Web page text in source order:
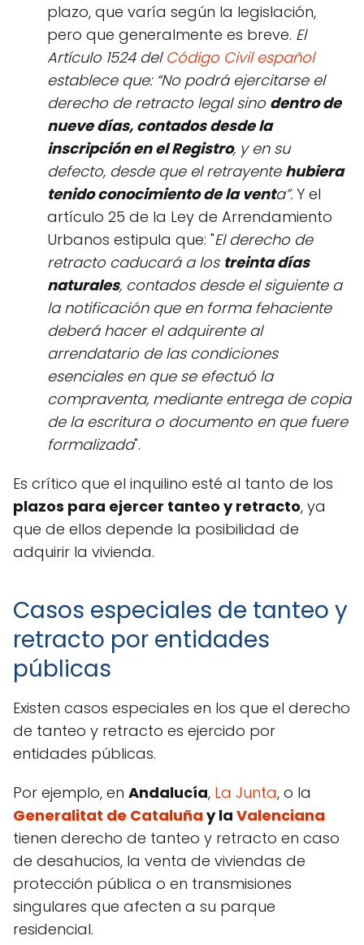
plazo, que varía según la legislación,
pero que generalmente es breve. El
Artículo 1524 del Código Civil español
establece que: “No podrá ejercitarse el
derecho de retracto legal sino dentro de
nueve días, contados desde la
inscripción en el Registro, y en su
defecto, desde que el retrayente hubiera
tenido conocimiento de la venta”. Y el
artículo 25 de la Ley de Arrendamiento
Urbanos estipula que: "El derecho de
retracto caducará a los treinta días
naturales, contados desde el siguiente a
la notificación que en forma fehaciente
deberá hacer el adquirente al
arrendatario de las condiciones
esenciales en que se efectuó la
compraventa, mediante entrega de copia
de la escritura o documento en que fuere
formalizada".
Es crítico que el inquilino esté al tanto de los
plazos para ejercer tanteo y retracto, ya
que de ellos depende la posibilidad de
adquirir la vivienda.
Casos especiales de tanteo y
retracto por entidades
públicas
Existen casos especiales en los que el derecho
de tanteo y retracto es ejercido por
entidades públicas.
Por ejemplo, en Andalucía, La Junta, o la
Generalitat de Cataluña y la Valenciana
tienen derecho de tanteo y retracto en caso
de desahucios, la venta de viviendas de
protección pública o en transmisiones
singulares que afecten a su parque
residencial.